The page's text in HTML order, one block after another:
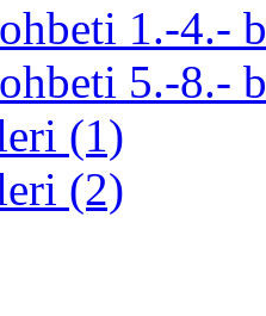
1.-4.-
5.-8.-
(1)
(2)